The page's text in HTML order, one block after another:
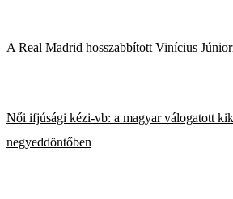
A Real Madrid hosszabbított Vinícius
Női ifjúsági kézi-vb: a magyar válogatott
negyeddöntőben